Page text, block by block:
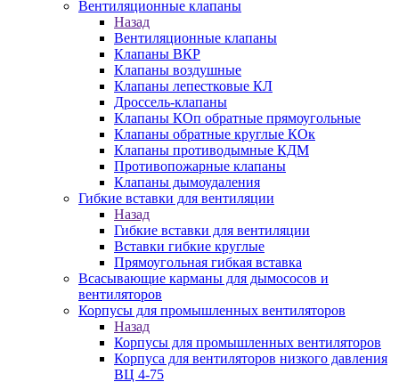
Вентиляционные клапаны
Назад
Вентиляционные клапаны
Клапаны ВКР
Клапаны воздушные
Клапаны лепестковые КЛ
Дроссель-клапаны
Клапаны КОп обратные прямоугольные
Клапаны обратные круглые КОк
Клапаны противодымные КДМ
Противопожарные клапаны
Клапаны дымоудаления
Гибкие вставки для вентиляции
Назад
Гибкие вставки для вентиляции
Вставки гибкие круглые
Прямоугольная гибкая вставка
Всасывающие карманы для дымососов и
вентиляторов
Корпусы для промышленных вентиляторов
Назад
Корпусы для промышленных вентиляторов
Корпуса для вентиляторов низкого давления
ВЦ 4-75